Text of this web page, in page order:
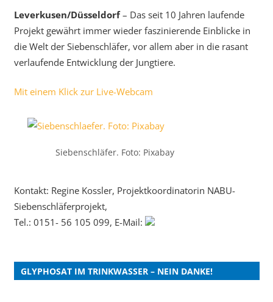
Leverkusen/Düsseldorf– Das seit 10 Jahren laufende
Projekt gewährt immer wieder faszinierende Einblicke in
die Welt der Siebenschläfer, vor allem aber in die rasant
verlaufende Entwicklung der Jungtiere.
Mit einem Klick zur Live-Webcam
Siebenschläfer. Foto: Pixabay
Kontakt: Regine Kossler, Projektkoordinatorin NABU-
Siebenschläferprojekt,
Tel.: 0151- 56 105 099, E-Mail:
GLYPHOSAT IM TRINKWASSER – NEIN DANKE!